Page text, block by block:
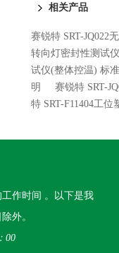
相关产品
赛锐特 SRT-JQ022
转向灯密封性测试
试仪(整体控温) 标准
明
赛锐特 SRT-
特 SRT-F11404工
作时间 。以下是我
外。
00